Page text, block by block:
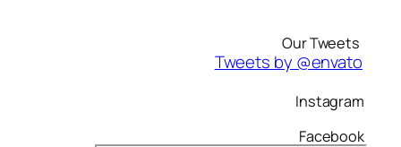
Our Tweets
Tweets by @envato
Instagram
Facebook